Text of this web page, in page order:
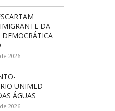
DA
DEMOCRÁTICA
2026
UNIMED
ÁGUAS
2026